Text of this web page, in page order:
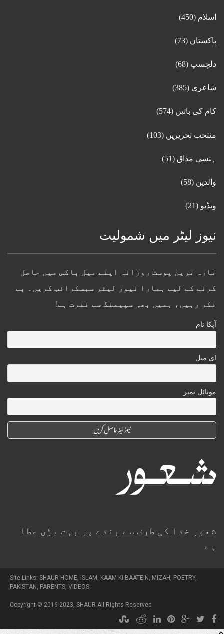
اسلام (450)
پاکستان (73)
دلچسپ (68)
شاعری (385)
کام کی باتیں (574)
منتخب تحریریں (103)
ہنسی مذاق (51)
والدین (58)
ویڈیو (21)
نیوز لیٹر میں شمولیت
تازہ ترین پوسٹ روزانہ اپنے میل باکس میں حاصل
کرنے کے لیے ہمارا نیوز لیٹر سبسکرائب کریں۔ بے
فکر رہیں، ہمیں بھی سپیمنگ سے نفرت ہے!
آپکا نام
ای میل
موبائل نمبر
شعور خدا کی طرف سے بندے پر بہت بڑی عطا
ہے
Site Links: SHAUR HOME ISLAM KAAM KI BAATEIN MIZAH POETRY,
PAKISTAN PARENTS VIDEOS
Copyright © 2016-2023, SHAUR All Rights Reserved